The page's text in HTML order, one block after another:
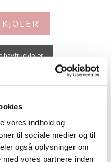
vores indhold og
til sociale medier og til
også oplysninger om
vores partnere inden
havfruekjoler